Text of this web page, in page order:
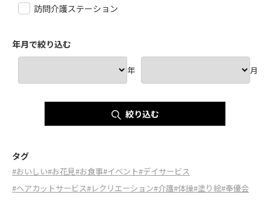
訪問介護ステーション
年月で絞り込む
年 月
絞り込む
タグ
#おいしい#お花見#お食事#イベント#デイサービス
#ヘアカットサービス#レクリエーション#介護#体操#塗り絵#奉優会